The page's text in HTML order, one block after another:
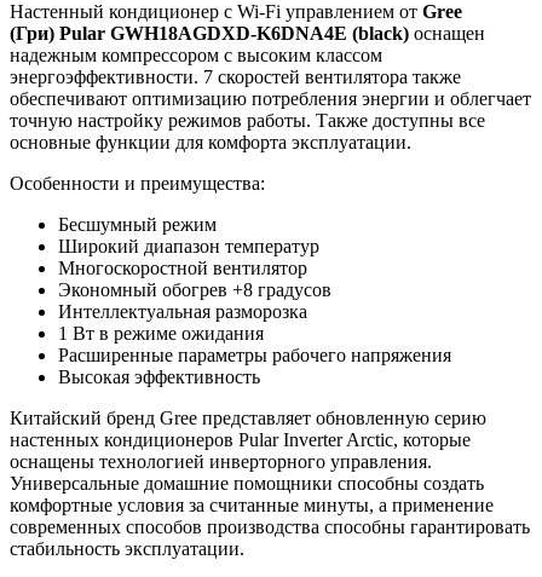
Настенный кондиционер с Wi-Fi управлением от Gree
(Гри) Pular GWH18AGDXD-K6DNA4E (black) оснащен
надежным компрессором с высоким классом
энергоэффективности. 7 скоростей вентилятора также
обеспечивают оптимизацию потребления энергии и облегчает
точную настройку режимов работы. Также доступны все
основные функции для комфорта эксплуатации.
Особенности и преимущества:
Бесшумный режим
Широкий диапазон температур
Многоскоростной вентилятор
Экономный обогрев +8 градусов
Интеллектуальная разморозка
1 Вт в режиме ожидания
Расширенные параметры рабочего напряжения
Высокая эффективность
Китайский бренд Gree представляет обновленную серию
настенных кондиционеров Pular Inverter Arctic, которые
оснащены технологией инверторного управления.
Универсальные домашние помощники способны создать
комфортные условия за считанные минуты, а применение
современных способов производства способны гарантировать
стабильность эксплуатации.